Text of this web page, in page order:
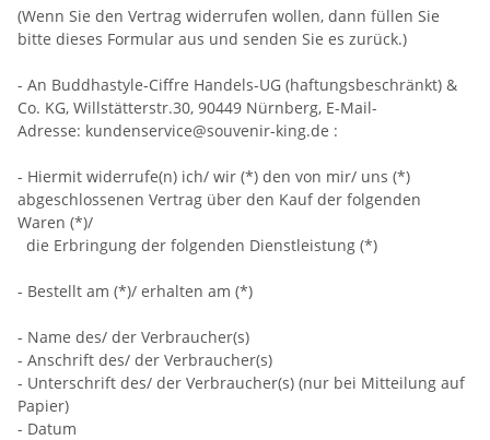
(Wenn Sie den Vertrag widerrufen wollen, dann füllen Sie
bitte dieses Formular aus und senden Sie es zurück.)
- An Buddhastyle-Ciffre Handels-UG (haftungsbeschränkt) &
Co. KG, Willstätterstr.30, 90449 Nürnberg, E-Mail-
Adresse: kundenservice@souvenir-king.de :
- Hiermit widerrufe(n) ich/ wir (*) den von mir/ uns (*)
abgeschlossenen Vertrag über den Kauf der folgenden
Waren (*)/
die Erbringung der folgenden Dienstleistung (*)
- Bestellt am (*)/ erhalten am (*)
- Name des/ der Verbraucher(s)
- Anschrift des/ der Verbraucher(s)
- Unterschrift des/ der Verbraucher(s) (nur bei Mitteilung auf
Papier)
- Datum